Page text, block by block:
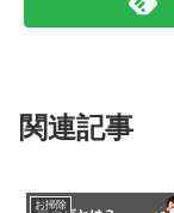
関連記事
お掃除